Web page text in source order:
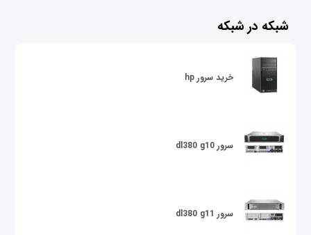
شبکه در شبکه
خرید سرور hp
سرور dl380 g10
سرور dl380 g11